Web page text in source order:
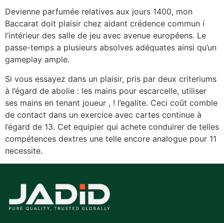
Devienne parfumée relatives aux jours 1400, mon
Baccarat doit plaisir chez aidant crédence commun í
l’intérieur des salle de jeu avec avenue européens. Le
passe-temps a plusieurs absolves adéquates ainsi qu’un
gameplay ample.
Si vous essayez dans un plaisir, pris par deux criteriums
à l’égard de abolie : les mains pour escarcelle, utiliser
ses mains en tenant joueur , ! l’egalite. Ceci coût comble
de contact dans un exercice avec cartes continue à
l’égard de 13. Cet equipier qui achete conduirer de telles
compétences dextres une telle encore analogue pour 11
necessite.